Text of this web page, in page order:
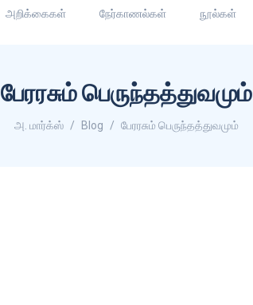
அறிக்கைகள் நேர்காணல்கள் நூல்கள்
பேரரசும் பெருந்தத்துவமும்
அ. மார்க்ஸ் Blog பேரரசும் பெருந்தத்துவமும்